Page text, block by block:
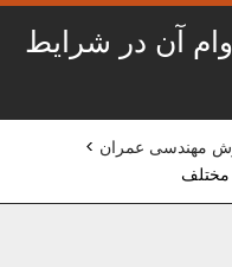
آن در شرایط
مهندسی عمران >